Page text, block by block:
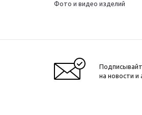
Фото и видео изделий
на новости и